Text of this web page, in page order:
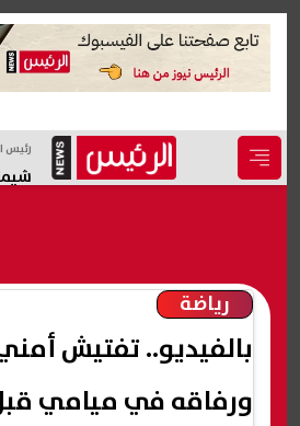
رئيس
رياضة
بالفيديو.. تفتيش
ورفاقه في ميامي